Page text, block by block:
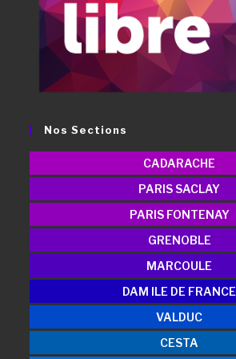
Nos Sections
CADARACHE
PARIS SACLAY
PARIS FONTENAY
GRENOBLE
MARCOULE
DAM ILE DE FRANCE
VALDUC
CESTA